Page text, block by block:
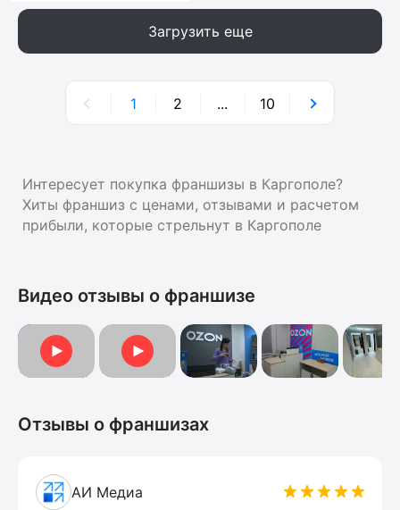
Загрузить еще
1 2 ... 10
Интересует покупка франшизы в Каргополе?
Хиты франшиз с ценами, отзывами и расчетом
прибыли, которые стрельнут в Каргополе
Видео отзывы о франшизе
ВидеоотзывОтзыв о франшизе
Отзывы о франшизах
АИ Медиа